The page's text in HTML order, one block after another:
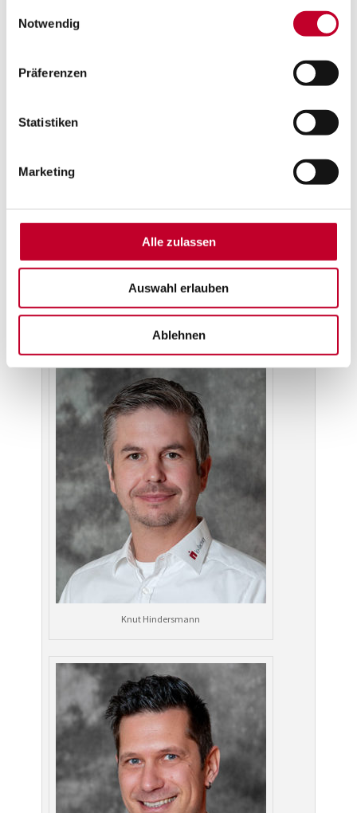
Notwendig
Präferenzen
Statistiken
Marketing
Alle zulassen
Auswahl erlauben
Ablehnen
Sven Benzing
Knut Hindersmann